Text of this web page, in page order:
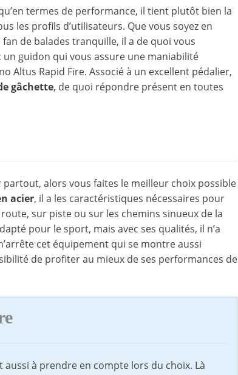
termes de performance, il tient plutôt bien la
les profils d’utilisateurs. Que vous soyez en
de balades tranquille, il a de quoi vous
un guidon qui vous assure une maniabilité
Altus Rapid Fire. Associé à un excellent pédalier,
gâchette, de quoi répondre présent en toutes
alors vous faites le meilleur choix possible
acier, il a les caractéristiques nécessaires pour
sur piste ou sur les chemins sinueux de la
pour le sport, mais avec ses qualités, il n’a
cet équipement qui se montre aussi
de profiter au mieux de ses performances de
à prendre en compte lors du choix. Là